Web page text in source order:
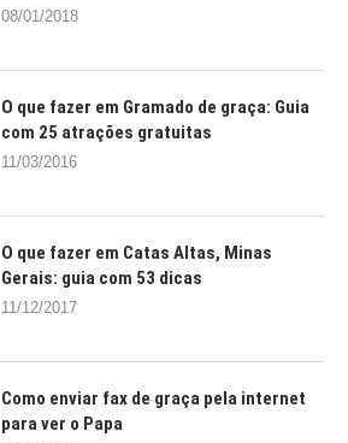
08/01/2018
O que fazer em Gramado de graça: Guia
com 25 atrações gratuitas
11/03/2016
O que fazer em Catas Altas, Minas
Gerais: guia com 53 dicas
11/12/2017
Como enviar fax de graça pela internet
para ver o Papa